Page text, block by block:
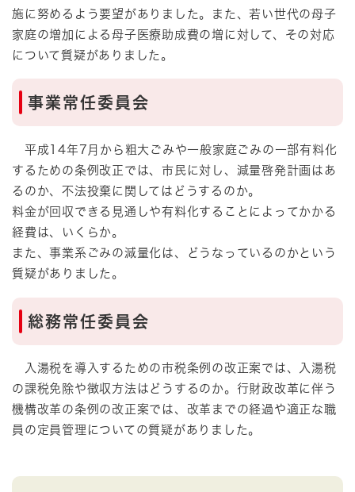
施に努めるよう要望がありました。また、若い世代の母子
家庭の増加による母子医療助成費の増に対して、その対応
について質疑がありました。
事業常任委員会
平成14年7月から粗大ごみや一般家庭ごみの一部有料化
するための条例改正では、市民に対し、減量啓発計画はあ
るのか、不法投棄に関してはどうするのか。
料金が回収できる見通しや有料化することによってかかる
経費は、いくらか。
また、事業系ごみの減量化は、どうなっているのかという
質疑がありました。
総務常任委員会
入湯税を導入するための市税条例の改正案では、入湯税
の課税免除や徴収方法はどうするのか。行財政改革に伴う
機構改革の条例の改正案では、改革までの経過や適正な職
員の定員管理についての質疑がありました。